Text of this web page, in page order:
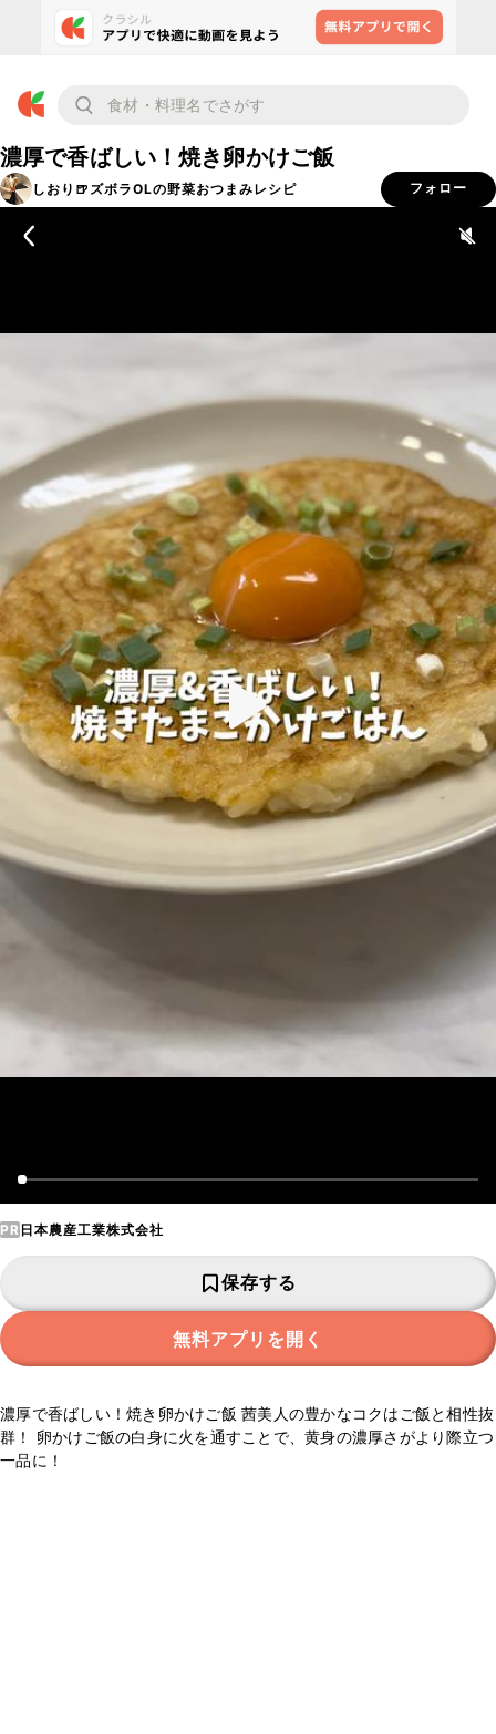
濃厚で香ばしい！焼き卵かけご飯
しおり🍺ズボラOLの野菜おつまみレシピ フォロー
PR 日本農産工業株式会社
保存する
無料アプリを開く
濃厚で香ばしい！焼き卵かけご飯 茜美人の豊かなコクはご飯と相性抜
群！ 卵かけご飯の白身に火を通すことで、黄身の濃厚さがより際立つ
一品に！